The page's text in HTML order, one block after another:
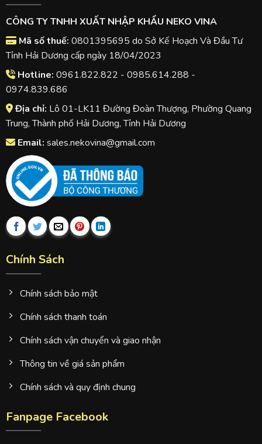
CÔNG TY TNHH XUẤT NHẬP KHẨU NEKO VINA
Mã số thuế: 0801395695 do Sở Kế Hoạch Và Đầu Tư
Tỉnh Hải Dương cấp ngày 18/04/2023
Hotline: 0961.822.822 - 0985.614.288 -
0974.839.686
Địa chỉ: Lô 01-LK11 Đường Đoàn Thượng, Phường Quang
Trung, Thành phố Hải Dương, Tỉnh Hải Dương
Email: sales.nekovina@gmail.com
Chính Sách
Chính sách bảo mật
Chính sách thanh toán
Chính sách vận chuyển và giao nhận
Thông tin về giá sản phẩm
Chính sách và quy định chung
Fanpage Facebook